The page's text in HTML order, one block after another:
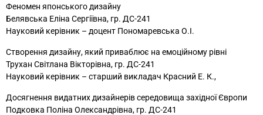
Феномен японського дизайну
Белявська Еліна Сергіївна, гр. ДС-241
Науковий керівник – доцент Пономаревська О.І.
Створення дизайну, який приваблює на емоційному рівні
Трухан Світлана Вікторівна, гр. ДС-241
Науковий керівник – старший викладач Красний Е. К.,
Досягнення видатних дизайнерів середовища західної Європи
Подковка Поліна Олександрівна, гр. ДС-241